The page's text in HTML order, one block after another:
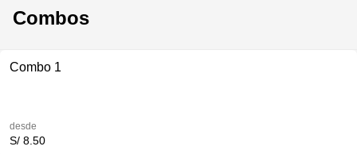
Combos
Combo 1
desde
S/ 8.50